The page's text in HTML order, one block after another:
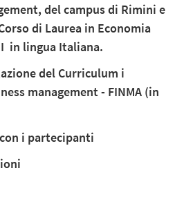
del campus di Rimini e
di Laurea in Economia
in lingua Italiana.
del Curriculum i
management - FINMA (in
i partecipanti